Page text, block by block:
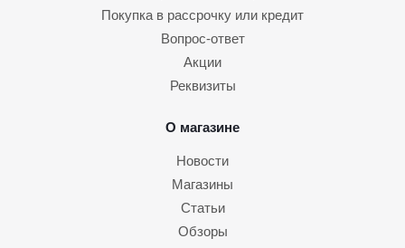
Покупка в рассрочку или кредит
Вопрос-ответ
Акции
Реквизиты
О магазине
Новости
Магазины
Статьи
Обзоры